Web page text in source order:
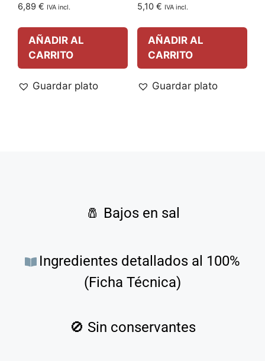
6,89 € IVA incl.
AÑADIR AL
CARRITO
Guardar plato
5,10 € IVA incl.
AÑADIR AL
CARRITO
Guardar plato
🧂 Bajos en sal
Ingredientes detallados al 100%
(Ficha Técnica)
🚫 Sin conservantes